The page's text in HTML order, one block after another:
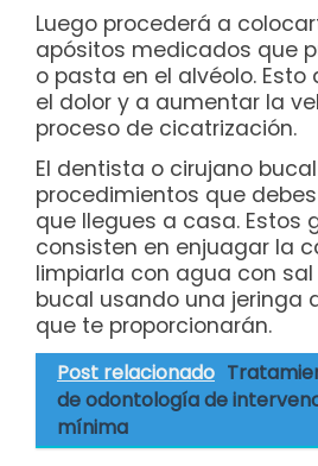
Luego procederá a
apósitos medicados que
o pasta en el alvéolo.
el dolor y a aumentar la
proceso de cicatrización.
El dentista o cirujano
procedimientos que
que llegues a casa. Estos
consisten en enjuagar la
limpiarla con agua con
bucal usando una jeringa
que te proporcionarán.
Post relacionado
de odontología de
mínima